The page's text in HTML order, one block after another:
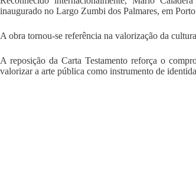
inaugurado no Largo Zumbi dos Palmares, em
A obra tornou-se referência na valorização da
A reposição da Carta Testamento reforça o
valorizar a arte pública como instrumento de